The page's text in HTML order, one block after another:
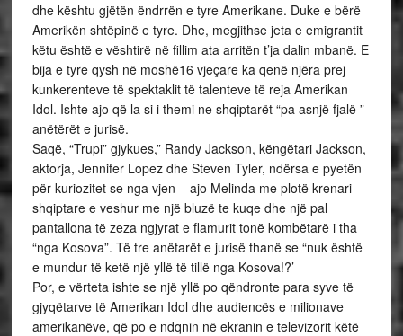
dhe kështu gjëtën ëndrrën e tyre Amerikane. Duke e bërë
Amerikën shtëpinë e tyre. Dhe, megjithse jeta e emigrantit
këtu është e vështirë në fillim ata arritën t’ja dalin mbanë. E
bija e tyre qysh në moshë16 vjeçare ka qenë njëra prej
kunkerenteve të spektaklit të talenteve të reja Amerikan
Idol. Ishte ajo që la si i themi ne shqiptarët “pa asnjë fjalë ”
anëtërët e jurisë.
Saqë, “Trupi” gjykues,” Randy Jackson, këngëtari Jackson,
aktorja, Jennifer Lopez dhe Steven Tyler, ndërsa e pyetën
për kuriozitet se nga vjen – ajo Melinda me plotë krenari
shqiptare e veshur me një bluzë te kuqe dhe një pal
pantallona të zeza ngjyrat e flamurit tonë kombëtarë i tha
“nga Kosova”. Të tre anëtarët e jurisë thanë se “nuk është
e mundur të ketë një yllë të tillë nga Kosova!?’
Por, e vërteta ishte se një yllë po qëndronte para syve të
gjyqëtarve të Amerikan Idol dhe audiencës e milionave
amerikanëve, që po e ndqnin në ekranin e televizorit këtë